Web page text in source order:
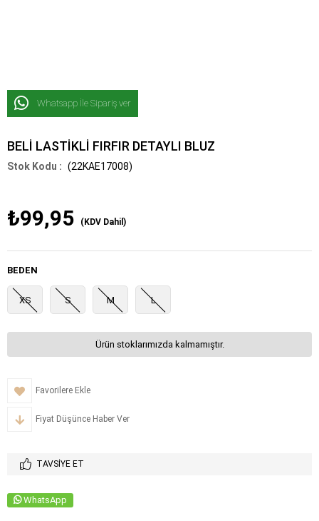
Whatsapp İle Sipariş ver
BELİ LASTİKLİ FIRFIR DETAYLI BLUZ
(22KAE17008)
₺99,95 (KDV Dahil)
BEDEN
XS S M L
Ürün stoklarımızda kalmamıştır.
Favorilere Ekle
Fiyat Düşünce Haber Ver
TAVSIYE ET
WhatsApp